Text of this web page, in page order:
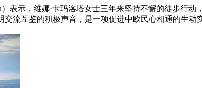
）表示，维娜·卡玛洛塔女士三年来坚持不懈的徒步行
流互鉴的积极声音，是一项促进中欧民心相通的生动